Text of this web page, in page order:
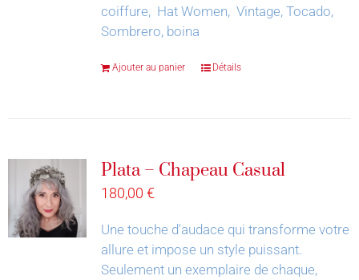
coiffure, Hat Women, Vintage, Tocado,
Sombrero, boina
Ajouter au panier Détails
Plata – Chapeau Casual
180,00 €
Une touche d'audace qui transforme votre
allure et impose un style puissant.
Seulement un exemplaire de chaque,